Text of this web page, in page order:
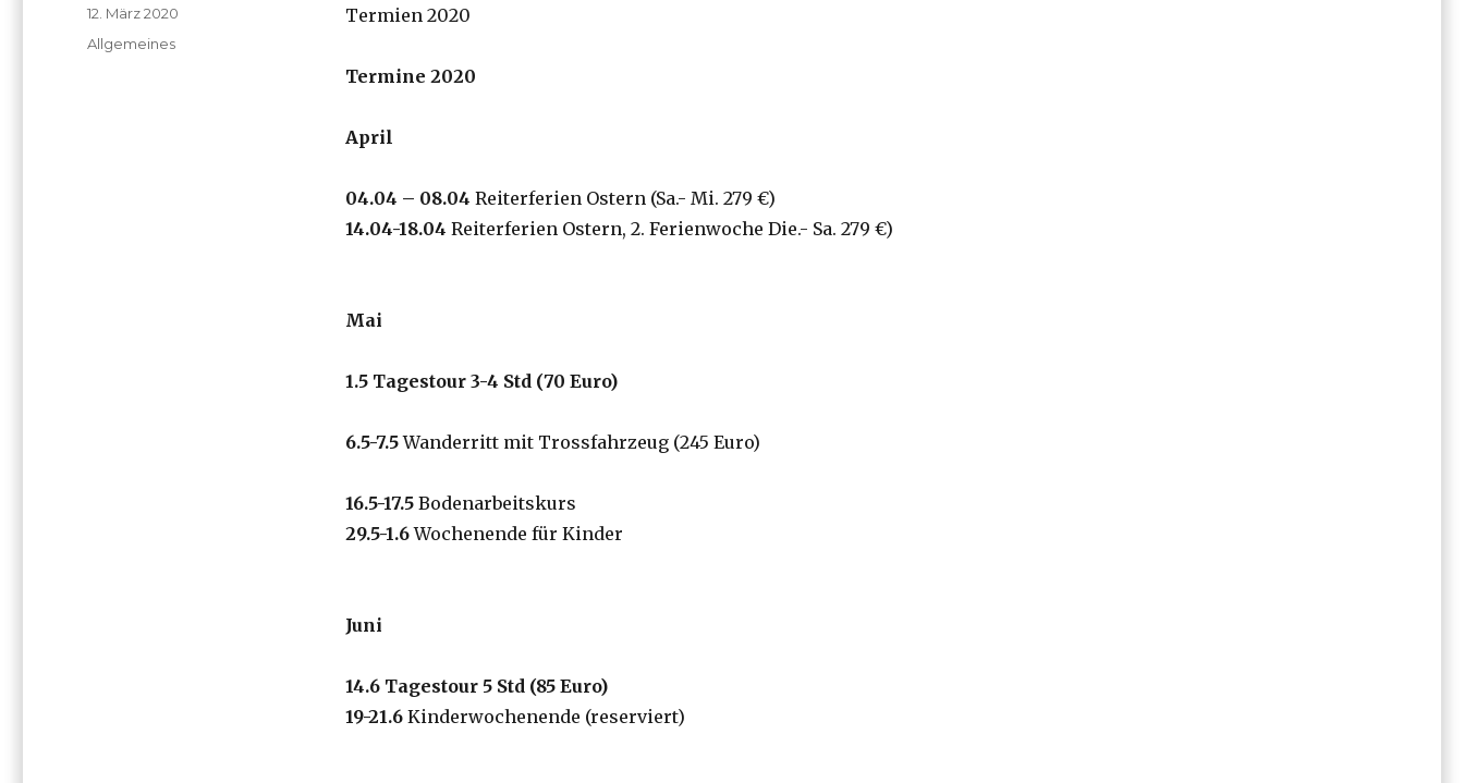
Termien 2020
Termine 2020
April
04.04 – 08.04 Reiterferien Ostern (Sa.- Mi. 279 €)
14.04-18.04 Reiterferien Ostern, 2. Ferienwoche Die.- Sa. 279 €)
Mai
1.5 Tagestour 3-4 Std (70 Euro)
6.5-7.5Wanderritt mit Trossfahrzeug (245 Euro)
16.5-17.5Bodenarbeitskurs
29.5-1.6Wochenende für Kinder
Juni
14.6 Tagestour 5 Std (85 Euro)
19-21.6Kinderwochenende (reserviert)
Veröffentlicht
am
12. März 2020
Kategorien
Allgemeines